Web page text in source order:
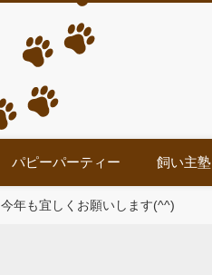
パピーパーティー 飼い主塾
今年も宜しくお願いします(^^)